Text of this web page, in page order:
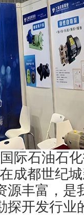
际石油石
成都世纪
源丰富，是
探开发行业